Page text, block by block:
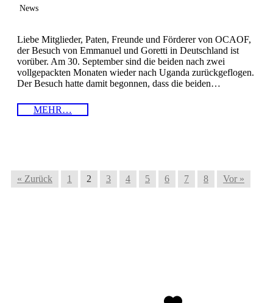
News
Liebe Mitglieder, Paten, Freunde und Förderer von OCAOF,
der Besuch von Emmanuel und Goretti in Deutschland ist
vorüber. Am 30. September sind die beiden nach zwei
vollgepackten Monaten wieder nach Uganda zurückgeflogen.
Der Besuch hatte damit begonnen, dass die beiden…
MEHR…
« Zurück 1 2 3 4 5 6 7 8 Vor »